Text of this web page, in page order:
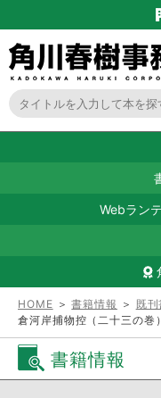
Webラン
HOME ＞書籍情報 ＞ 既
倉河岸捕物控（二十三の巻）
書籍情報